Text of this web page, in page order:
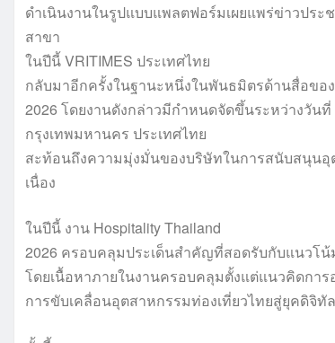
ดำเนินงานในรูปแบบแพลตฟอร์มเผยแพร่ข่าวปร
สาขา
ในปีนี้ VRITIMES ประเทศไทย
กลับมาอีกครั้งในฐานะหนึ่งในพันธมิตรด้านสื่อของ
2026 โดยงานดังกล่าวมีกำหนดจัดขึ้นระหว่างวัน
กรุงเทพมหานคร ประเทศไทย
สะท้อนถึงความมุ่งมั่นของบริษัทในการสนับสนุน
เนื่อง
ในปีนี้ งาน Hospitality Thailand
2026 ครอบคลุมประเด็นสำคัญที่สอดรับกับแนวโ
โดยเนื้อหาภายในงานครอบคลุมตั้งแต่แนวคิดกา
การขับเคลื่อนอุตสาหกรรมท่องเที่ยวไทยสู่ยุคดิจิทั